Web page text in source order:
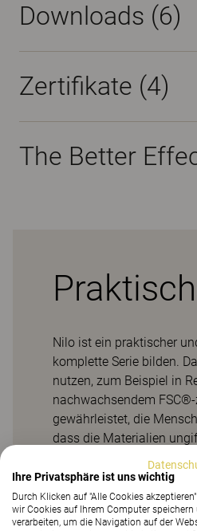
Downloads (6)
Zertifikate (4)
The Better
Nilo ist ein praktischer
komplette Serie bilden.
nutzen, zum Beispiel in
nachwachsendem
gewährleistet, die
dass die Materialien
für öffentliche
Komponenten, die
nachhaltig macht. Die
Durchblutung fördert.
Ihre Privatsphäre ist uns wichtig
Durch Klicken auf "Alle Cookies
wir Cookies auf Ihrem Computer
verarbeiten, um die Navigation auf der